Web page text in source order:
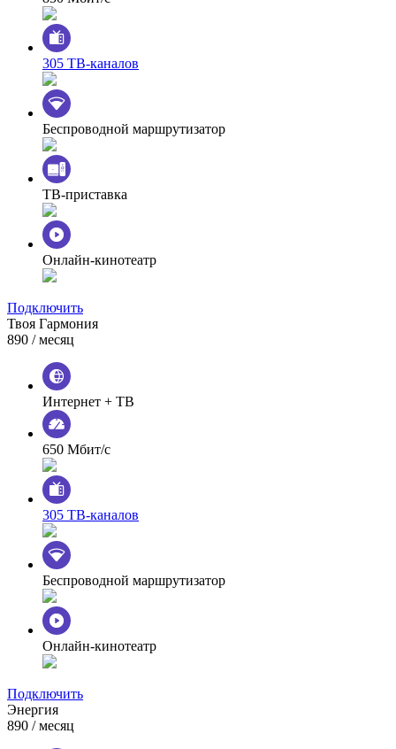
305 ТВ-каналов
Беспроводной маршрутизатор
ТВ-приставка
Онлайн-кинотеатр
Подключить
Твоя Гармония
890 / месяц
Интернет + ТВ
650 Мбит/с
305 ТВ-каналов
Беспроводной маршрутизатор
Онлайн-кинотеатр
Подключить
Энергия
890 / месяц